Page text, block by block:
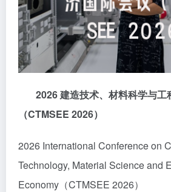
2026建造技术、材料科学与工
（CTMSEE 2026）
2026 International Conference on
Technology, Material Science and
Economy（CTMSEE 2026）